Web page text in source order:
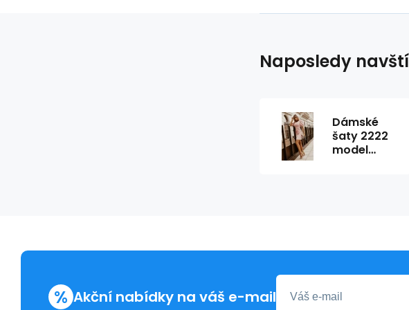
Naposledy
Dámské
šaty 2222
model
% Akční nabídky na váš e-mail